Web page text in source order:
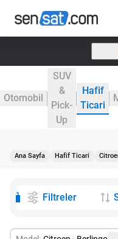
Otomobil
SUV
&
Pick-
Up
Hafif
Ticari
Ana Sayfa Hafif Ticari
Filtreler
1